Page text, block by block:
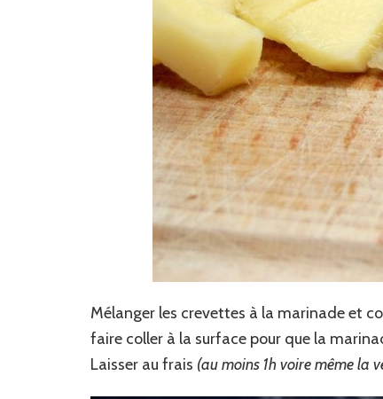
Mélanger les crevettes à la marinade et
faire coller à la surface pour que la
Laisser au frais (au moins 1h voire même la